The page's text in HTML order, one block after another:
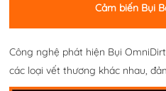
Cảm biến Bụi
Công nghệ phát hiện Bụi
các loại vết thương khác nhau,